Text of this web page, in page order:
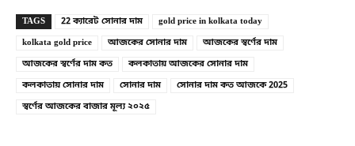
TAGS 22 ক্যারেট সোনার দাম
gold price in kolkata today
kolkata gold price
আজকের সোনার দাম
আজকের স্বর্ণের দাম
আজকের স্বর্ণের দাম কত
কলকাতায় আজকের সোনার দাম
কলকাতায় সোনার দাম
সোনার দাম
সোনার দাম কত আজকে 2025
স্বর্ণের আজকের বাজার মূল্য ২০২৫